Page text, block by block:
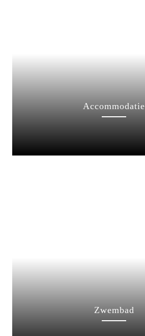
Accommodatie
Zwembad